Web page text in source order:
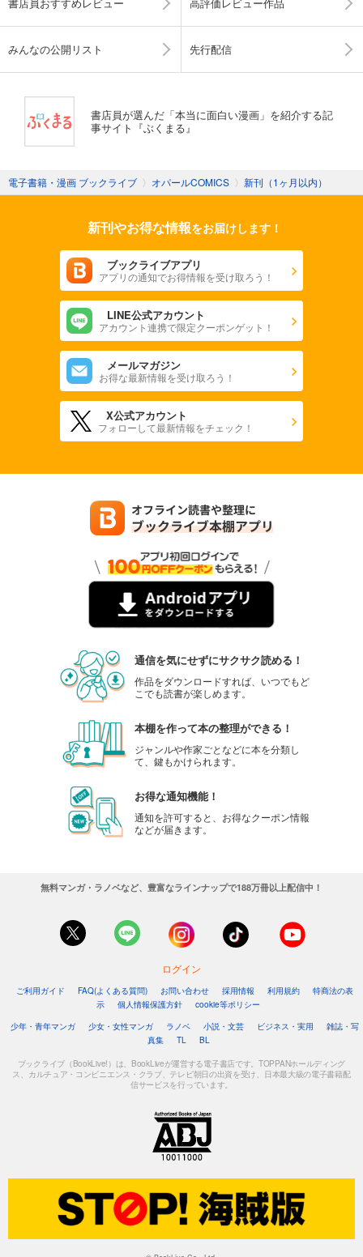
みんなの公開リスト 先行配信
書店員が選んだ「本当に面白い漫画」を紹介する記
事サイト『ぶくまる』
電子書籍・漫画 ブックライブ 〉 オパールCOMICS 〉 新刊（1ヶ月以内）
新刊やお得な情報をお届けします！
ブックライブアプリ
アプリの通知でお得情報を受け取ろう！
LINE公式アカウント
アカウント連携で限定クーポンゲット！
メールマガジン
お得な最新情報を受け取ろう！
X公式アカウント
フォローして最新情報をチェック！
通信を気にせずにサクサク読める！
作品をダウンロードすれば、いつでもど
こでも読書が楽しめます。
本棚を作って本の整理ができる！
ジャンルや作家ごとなどに本を分類し
て、鍵もかけられます。
お得な通知機能！
通知を許可すると、お得なクーポン情報
などが届きます。
無料マンガ・ラノベなど、豊富なラインナップで188万冊以上配信中！
ログイン
ご利用ガイド FAQ(よくある質問) お問い合わせ 採用情報 利用規約
特商法の表
示
個人情報保護方針
cookie等ポリシー
少年・青年マンガ
少女・女性マンガ ラノベ 小説・文芸 ビジネス・実用
雑誌・写
真集
TL BL
ブックライブ（BookLive!）は、BookLiveが運営する電子書店です。TOPPANホールディング
ス、カルチュア・コンビニエンス・クラブ、テレビ朝日の出資を受け、日本最大級の電子書籍配
信サービスを行っています。